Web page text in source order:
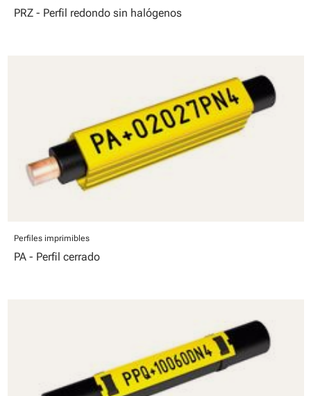
PRZ - Perfil redondo sin halógenos
Perfiles imprimibles
PA - Perfil cerrado